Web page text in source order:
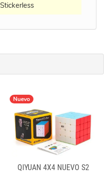
Stickerless
Nuevo
QIYUAN 4X4 NUEVO S2